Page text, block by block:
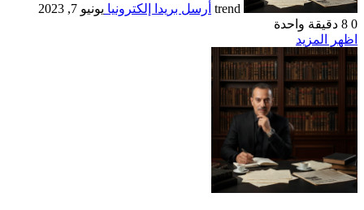
trend أرسل بريدا إلكترونيا يونيو 7, 2023
0
دقيقة واحدة
اظهر المزيد